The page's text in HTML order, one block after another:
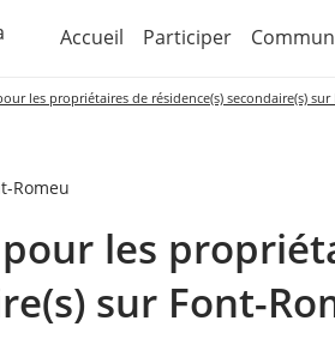
Accueil Participer
les propriétaires de résidence(s) secondaire(s)
Romeu
les
sur Font-